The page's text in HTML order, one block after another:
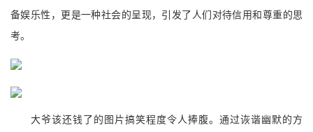
备娱乐性，更是一种社会的呈现，引发了人们对待信用和尊重的思
考。
大爷该还钱了的图片搞笑程度令人捧腹。通过诙谐幽默的方